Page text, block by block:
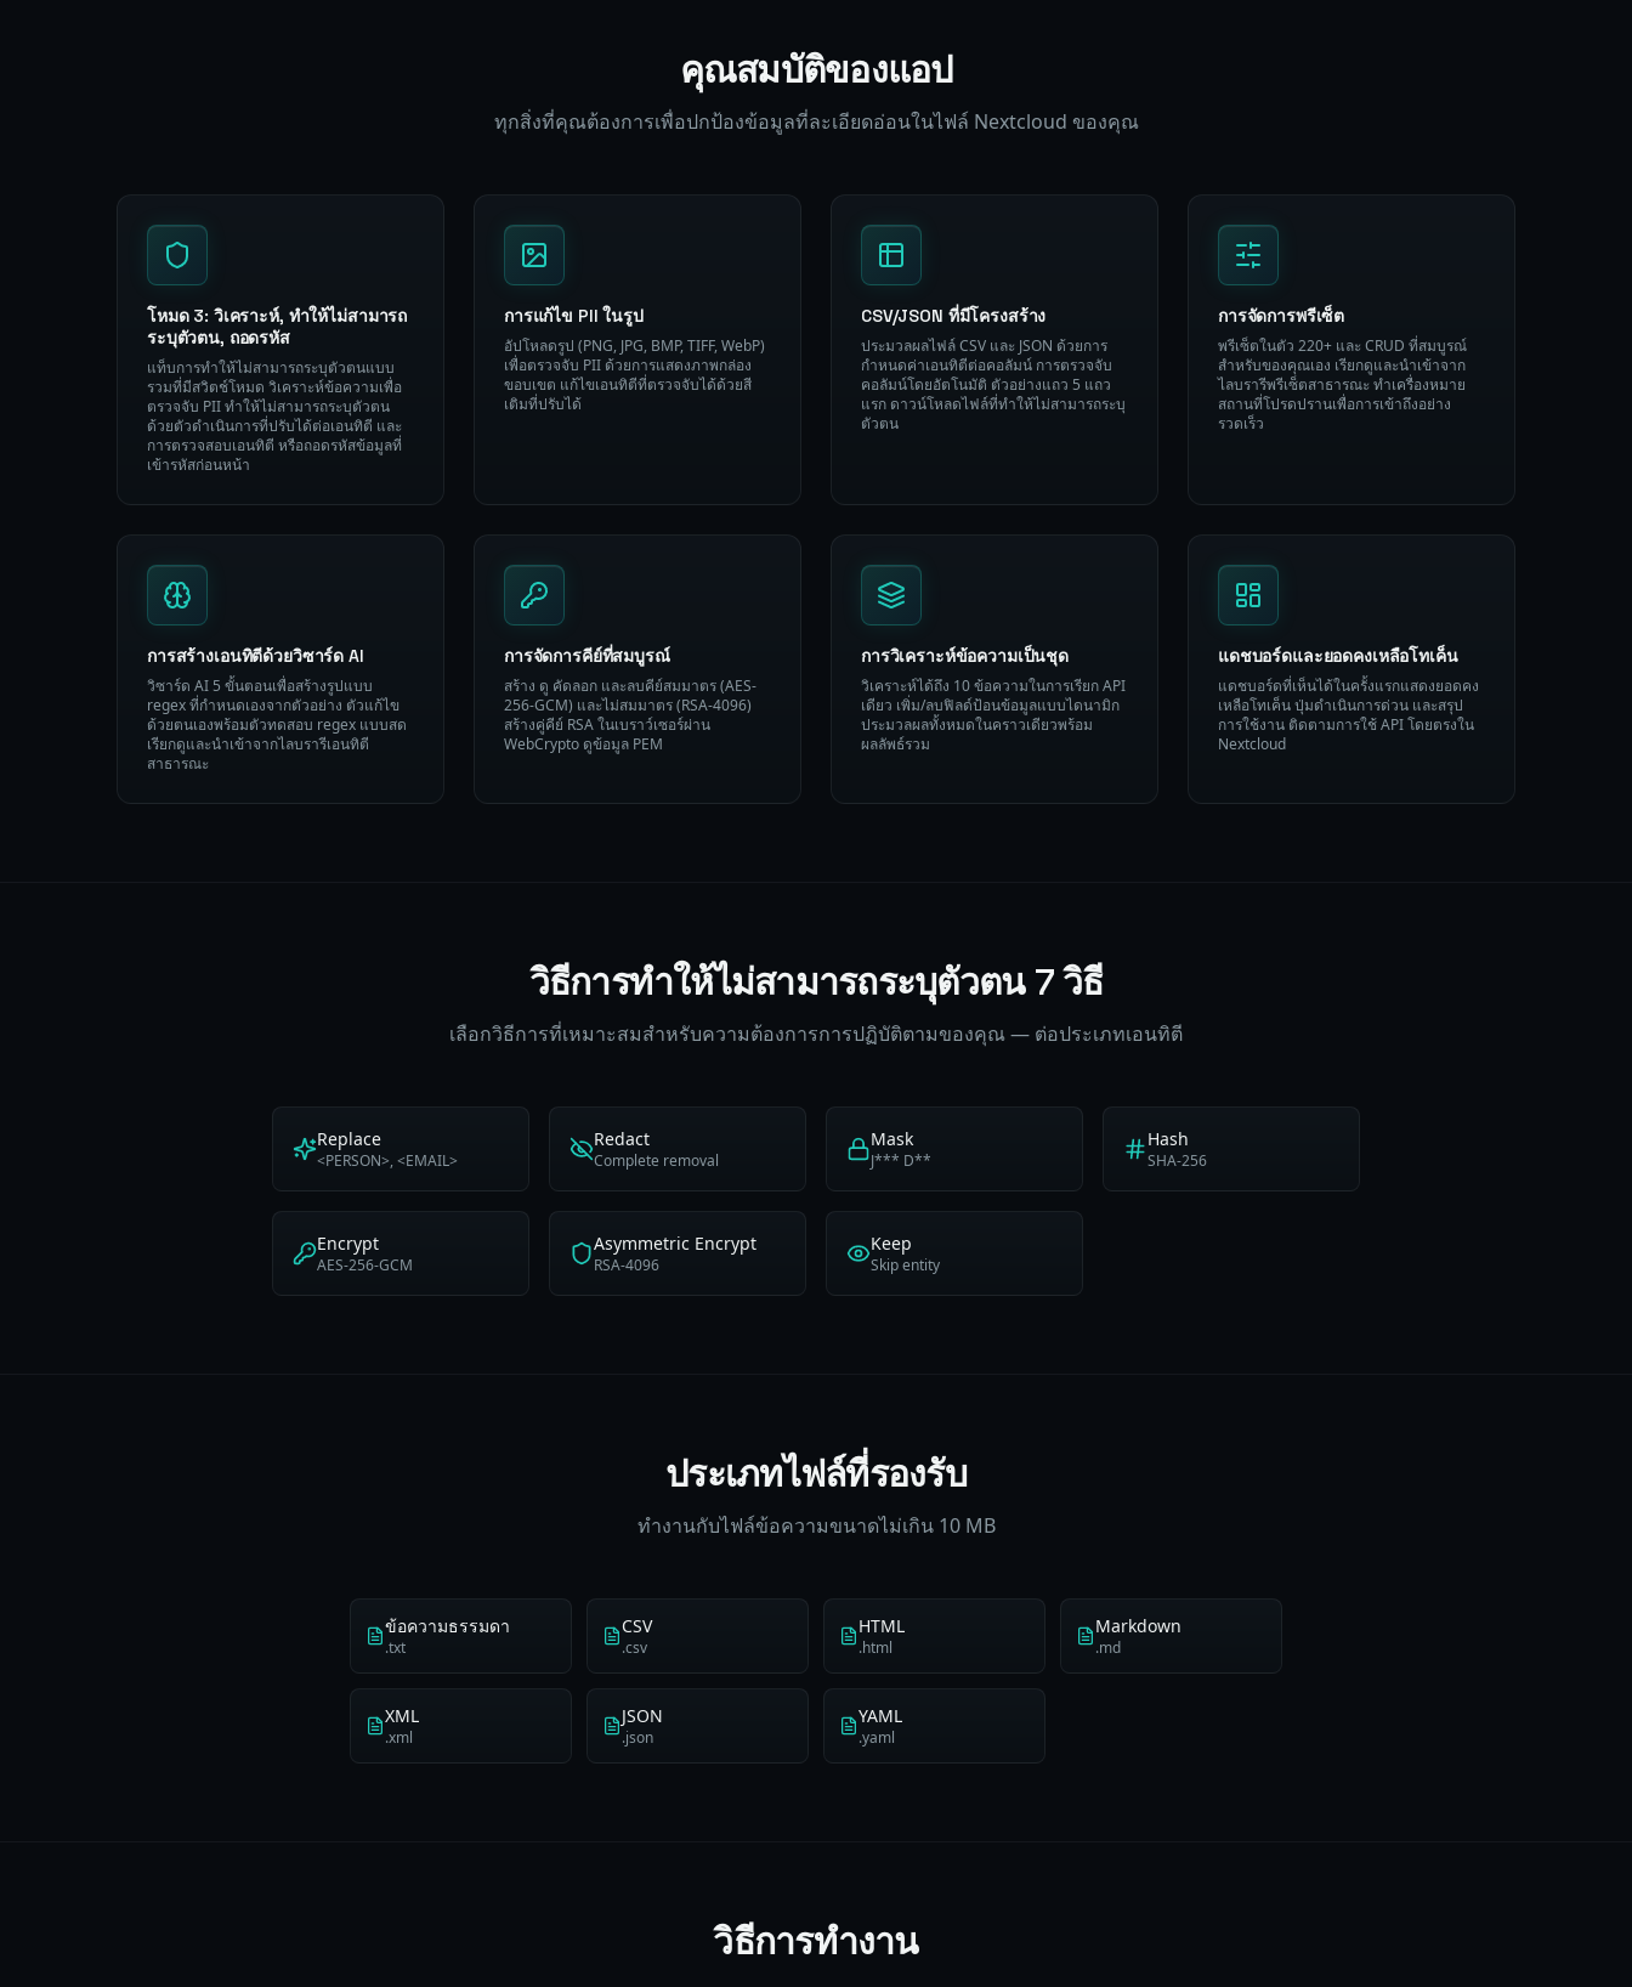
คุณสมบัติของแอป
ทุกสิ่งที่คุณต้องการเพื่อปกป้องข้อมูลที่ละเอียดอ่อนในไฟล์ Nextcloud ของคุณ
โหมด 3: วิเคราะห์, ทำให้ไม่สามารถ
ระบุตัวตน, ถอดรหัส
แท็บการทำให้ไม่สามารถระบุตัวตนแบบ
รวมที่มีสวิตช์โหมด วิเคราะห์ข้อความเพื่อ
ตรวจจับ PII ทำให้ไม่สามารถระบุตัวตน
ด้วยตัวดำเนินการที่ปรับได้ต่อเอนทิตี และ
การตรวจสอบเอนทิตี หรือถอดรหัสข้อมูลที่
เข้ารหัสก่อนหน้า
การแก้ไข PII ในรูป
อัปโหลดรูป (PNG, JPG, BMP, TIFF, WebP)
เพื่อตรวจจับ PII ด้วยการแสดงภาพกล่อง
ขอบเขต แก้ไขเอนทิตีที่ตรวจจับได้ด้วยสี
เติมที่ปรับได้
CSV/JSON ที่มีโครงสร้าง
ประมวลผลไฟล์ CSV และ JSON ด้วยการ
กำหนดค่าเอนทิตีต่อคอลัมน์ การตรวจจับ
คอลัมน์โดยอัตโนมัติ ตัวอย่างแถว 5 แถว
แรก ดาวน์โหลดไฟล์ที่ทำให้ไม่สามารถระบุ
ตัวตน
การจัดการพรีเซ็ต
พรีเซ็ตในตัว 220+ และ CRUD ที่สมบูรณ์
สำหรับของคุณเอง เรียกดูและนำเข้าจาก
ไลบรารีพรีเซ็ตสาธารณะ ทำเครื่องหมาย
สถานที่โปรดปรานเพื่อการเข้าถึงอย่าง
รวดเร็ว
การสร้างเอนทิตีด้วยวิซาร์ด AI
วิซาร์ด AI 5 ขั้นตอนเพื่อสร้างรูปแบบ
regex ที่กำหนดเองจากตัวอย่าง ตัวแก้ไข
ด้วยตนเองพร้อมตัวทดสอบ regex แบบสด
เรียกดูและนำเข้าจากไลบรารีเอนทิตี
สาธารณะ
การจัดการคีย์ที่สมบูรณ์
สร้าง ดู คัดลอก และลบคีย์สมมาตร (AES-
256-GCM) และไม่สมมาตร (RSA-4096)
สร้างคู่คีย์ RSA ในเบราว์เซอร์ผ่าน
WebCrypto ดูข้อมูล PEM
การวิเคราะห์ข้อความเป็นชุด
วิเคราะห์ได้ถึง 10 ข้อความในการเรียก API
เดียว เพิ่ม/ลบฟิลด์ป้อนข้อมูลแบบไดนามิก
ประมวลผลทั้งหมดในคราวเดียวพร้อม
ผลลัพธ์รวม
แดชบอร์ดและยอดคงเหลือโทเค็น
แดชบอร์ดที่เห็นได้ในครั้งแรกแสดงยอดคง
เหลือโทเค็น ปุ่มดำเนินการด่วน และสรุป
การใช้งาน ติดตามการใช้ API โดยตรงใน
Nextcloud
วิธีการทำให้ไม่สามารถระบุตัวตน 7 วิธี
เลือกวิธีการที่เหมาะสมสำหรับความต้องการการปฏิบัติตามของคุณ — ต่อประเภทเอนทิตี
Replace
<PERSON>, <EMAIL>
Redact
Complete removal
Mask
J*** D**
Hash
SHA-256
Encrypt
AES-256-GCM
Asymmetric Encrypt
RSA-4096
Keep
Skip entity
ประเภทไฟล์ที่รองรับ
ทำงานกับไฟล์ข้อความขนาดไม่เกิน 10 MB
ข้อความธรรมดา
.txt
CSV
.csv
HTML
.html
Markdown
.md
XML
.xml
JSON
.json
YAML
.yaml
วิธีการทำงาน